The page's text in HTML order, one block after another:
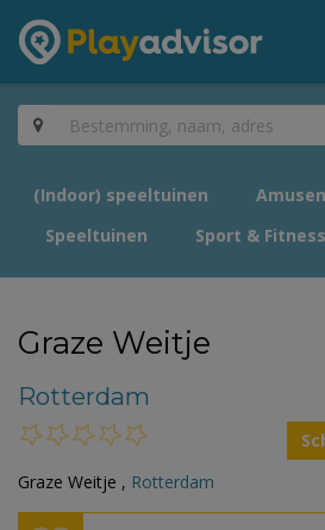
(Indoor) speeltuinen
Speeltuinen
Sport & Fitness
Graze Weitje
Rotterdam
Graze Weitje , Rotterdam